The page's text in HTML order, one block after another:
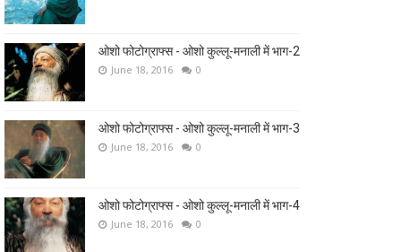
ओशो फोटोग्राफ्स - ओशो कुल्लू-मनाली में भाग-2
June 18, 2016 0
ओशो फोटोग्राफ्स - ओशो कुल्लू-मनाली में भाग-3
June 18, 2016 0
ओशो फोटोग्राफ्स - ओशो कुल्लू-मनाली में भाग-4
June 18, 2016 0